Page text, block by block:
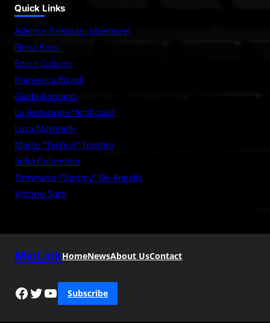
a
h
Quick Links
Adelmo Bresciani (direttore)
Elena Rossi
Ennio Colorini
Francesca Rìzzoli
Giada Romano
La Redazione “Artificiale”
Luca Martinelli
Marco “Techno” Trentini
Sofia Colombini
Tommaso “Tommy” De Angelis
Vittorio Sarti
MioLinkHomeNewsAbout UsContact
Facebook
Twitter
YouTube
Subscribe